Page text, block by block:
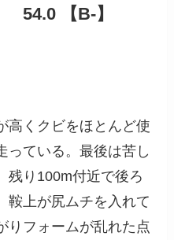
【B-】
高くクビをほとんど使
っている。最後は苦し
残り100m付近で後ろ
鞍上が尻ムチを入れて
りフォームが乱れた点